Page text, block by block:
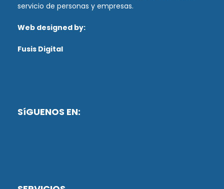
servicio de personas y empresas.
Web designed by:
Fusis Digital
SíGUENOS EN: